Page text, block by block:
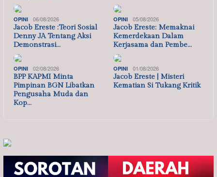
OPINI 06/08/2026
Jacob Ereste :Teori Sosial
Denny JA Tentang Aksi
Demonstrasi…
OPINI 05/08/2026
Jacob Ereste: Memaknai
Kemerdekaan Dalam
Kerjasama dan Pembe…
OPINI 02/08/2026
BPP KAPMI Minta
Pimpinan BGN Libatkan
Pengusaha Muda dan
Kop…
OPINI 01/08/2026
Jacob Ereste | Misteri
Kematian Si Tukang Kritik